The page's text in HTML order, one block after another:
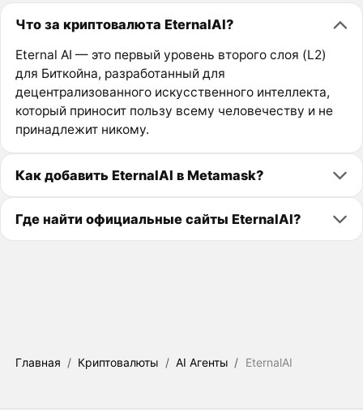
Что за криптовалюта EternalAI?
Eternal AI — это первый уровень второго слоя (L2)
для Биткойна, разработанный для
децентрализованного искусственного интеллекта,
который приносит пользу всему человечеству и не
принадлежит никому.
Как добавить EternalAI в Metamask?
Где найти официальные сайты EternalAI?
Главная / Криптовалюты / AI Агенты / EternalAI